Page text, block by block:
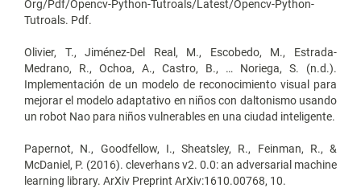
Org/Pdf/Opencv-Python-Tutroals/Latest/Opencv-Python-
Tutroals. Pdf.
Olivier, T., Jiménez-Del Real, M., Escobedo, M., Estrada-
Medrano, R., Ochoa, A., Castro, B., … Noriega, S. (n.d.).
Implementación de un modelo de reconocimiento visual para
mejorar el modelo adaptativo en niños con daltonismo usando
un robot Nao para niños vulnerables en una ciudad inteligente.
Papernot, N., Goodfellow, I., Sheatsley, R., Feinman, R., &
McDaniel, P. (2016). cleverhans v2. 0.0: an adversarial machine
learning library. ArXiv Preprint ArXiv:1610.00768, 10.